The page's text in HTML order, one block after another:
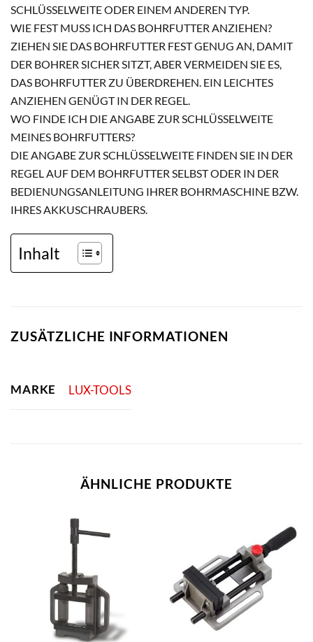
SCHLÜSSELWEITE ODER EINEM ANDEREN TYP.
WIE FEST MUSS ICH DAS BOHRFUTTER ANZIEHEN?
ZIEHEN SIE DAS BOHRFUTTER FEST GENUG AN, DAMIT
DER BOHRER SICHER SITZT, ABER VERMEIDEN SIE ES,
DAS BOHRFUTTER ZU ÜBERDREHEN. EIN LEICHTES
ANZIEHEN GENÜGT IN DER REGEL.
WO FINDE ICH DIE ANGABE ZUR SCHLÜSSELWEITE
MEINES BOHRFUTTERS?
DIE ANGABE ZUR SCHLÜSSELWEITE FINDEN SIE IN DER
REGEL AUF DEM BOHRFUTTER SELBST ODER IN DER
BEDIENUNGSANLEITUNG IHRER BOHRMASCHINE BZW.
IHRES AKKUSCHRAUBERS.
Inhalt
ZUSÄTZLICHE INFORMATIONEN
MARKE LUX-TOOLS
ÄHNLICHE PRODUKTE